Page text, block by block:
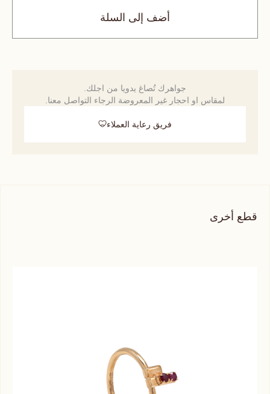
أضف إلى السلة
جواهرك تُصاغ يدويا من اجلك.
لمقاس او احجار غير المعروضة الرجاء التواصل معنا.
فريق رعاية العملاء
قطع أخرى